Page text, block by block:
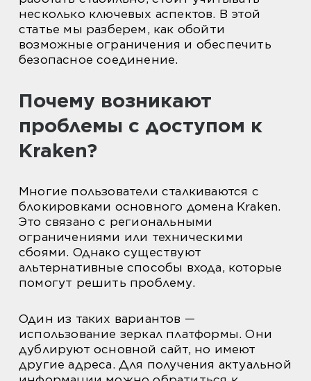
несколько ключевых аспектов. В этой
статье мы разберем, как обойти
возможные ограничения и обеспечить
безопасное соединение.
Почему возникают
проблемы с доступом к
Kraken?
Многие пользователи сталкиваются с
блокировками основного домена Kraken.
Это связано с региональными
ограничениями или техническими
сбоями. Однако существуют
альтернативные способы входа, которые
помогут решить проблему.
Один из таких вариантов —
использование зеркал платформы. Они
дублируют основной сайт, но имеют
другие адреса. Для получения актуальной